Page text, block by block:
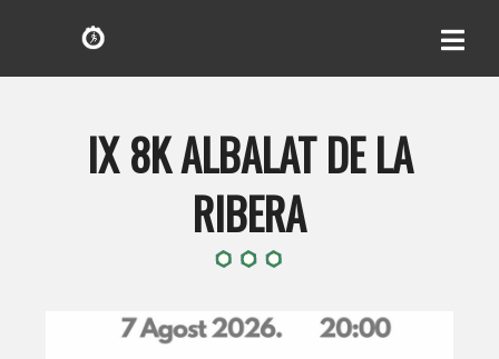
IX 8K ALBALAT DE LA
RIBERA